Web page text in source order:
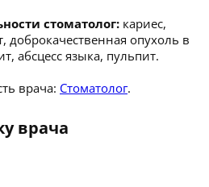
стоматолог: кариес,
доброкачественная опухоль в
абсцесс языка, пульпит.
врача: Стоматолог.
врача